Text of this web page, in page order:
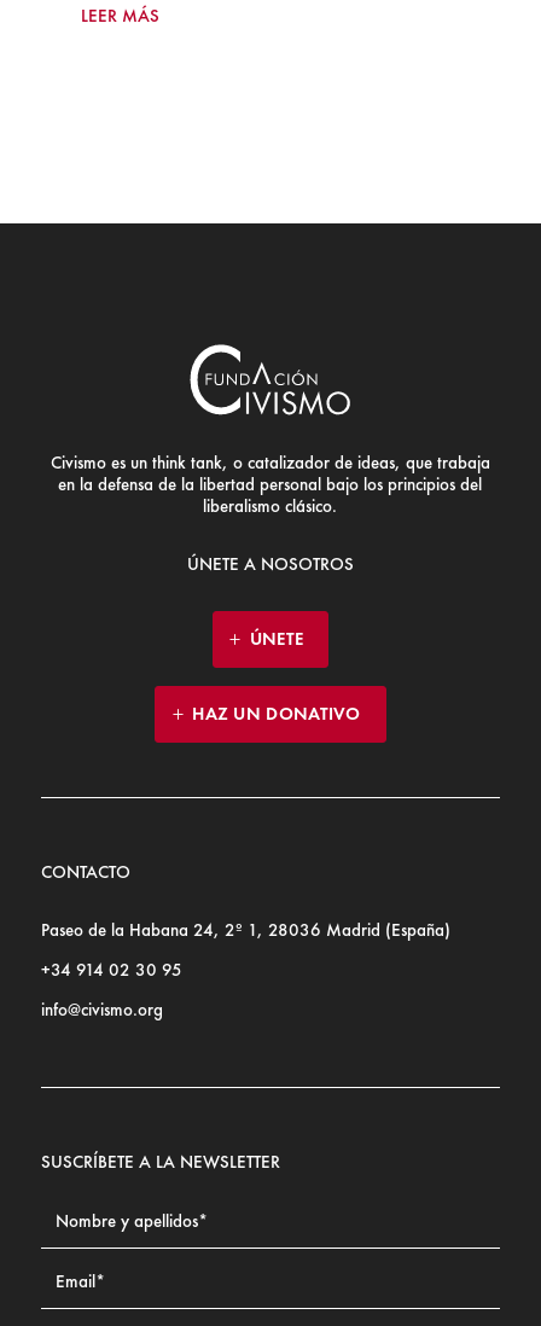
LEER MÁS
Civismo es un think tank, o catalizador de ideas, que trabaja
en la defensa de la libertad personal bajo los principios del
liberalismo clásico.
ÚNETE A NOSOTROS
ÚNETE
HAZ UN DONATIVO
CONTACTO
Paseo de la Habana 24, 2º 1, 28036 Madrid (España)
+34 914 02 30 95
info@civismo.org
SUSCRÍBETE A LA NEWSLETTER